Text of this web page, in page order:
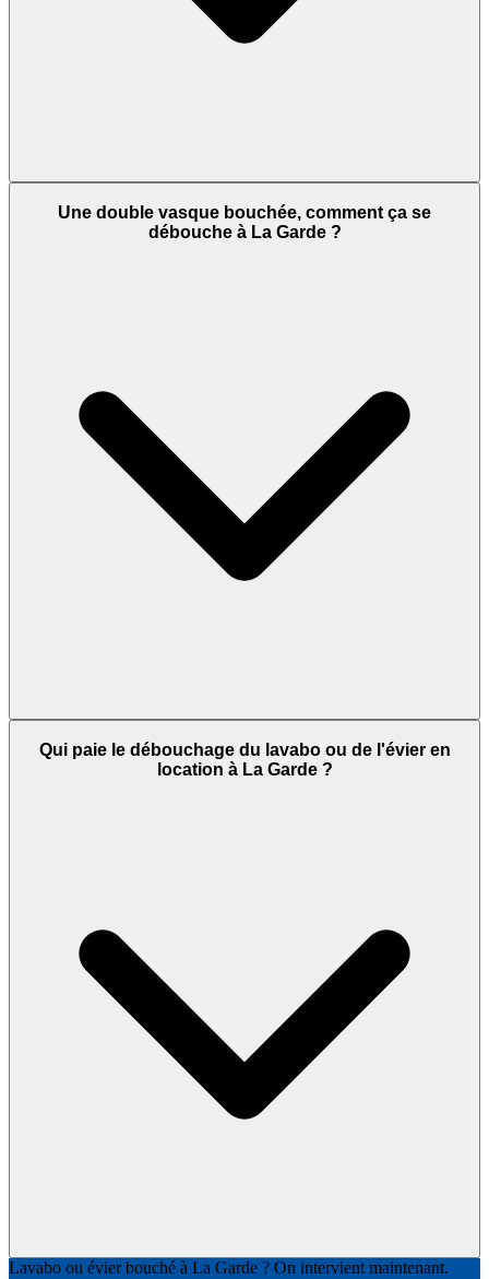
Une double vasque bouchée, comment ça se
débouche à La Garde ?
Qui paie le débouchage du lavabo ou de l'évier en
location à La Garde ?
Lavabo ou évier bouché à La Garde ? On intervient maintenant.